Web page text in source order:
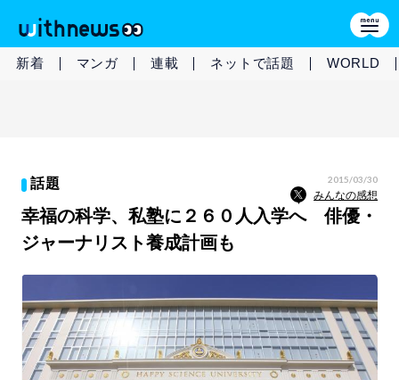
新着 マンガ 連載 ネットで話題 WORLD
話題 2015/03/30
みんなの感想
幸福の科学、私塾に２６０人入学へ 俳優・
ジャーナリスト養成計画も